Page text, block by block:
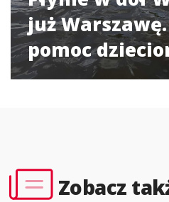
już
pomoc
Zobacz